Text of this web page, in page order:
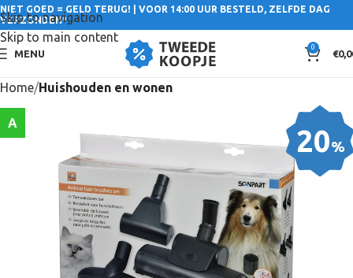
Skip to navigation
Skip to main content
NIET GOED = GELD TERUG! | VOOR 14:00 UUR BESTELD, ZELFDE DAG
VERZONDEN*
MENU
0
€
Home Huishouden en wonen
A
20%